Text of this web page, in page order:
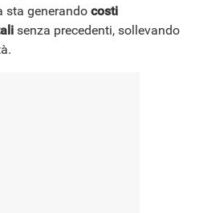
sta generando costi
senza precedenti, sollevando